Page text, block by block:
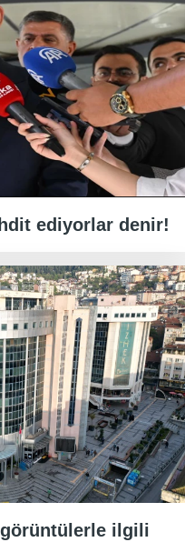
ediyorlar denir!
ilgili